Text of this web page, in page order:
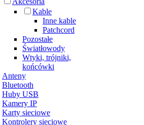
Kable
Inne kable
Patchcord
Pozostałe
Światłowody
Wtyki, trójniki,
końcówki
Anteny
Bluetooth
Huby USB
Kamery IP
Karty sieciowe
Kontrolery sieciowe